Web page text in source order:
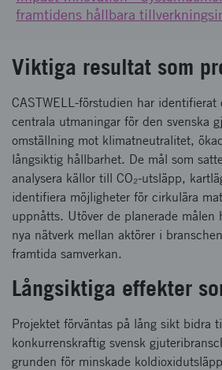
framtidens hållbara
Viktiga resultat som
CASTWELL-förstudien har identifierat
centrala utmaningar för den svenska
omställning mot klimatneutralitet,
långsiktig hållbarhet. De mål som
analysera källor till CO₂-utsläpp,
identifiera möjligheter för cirkulära
uppnåtts. Utöver de planerade målen
nya nätverk mellan aktörer i
framtida samverkan.
Långsiktiga effekter
Projektet förväntas på lång sikt bidra
konkurrenskraftig svensk
grunden för minskade